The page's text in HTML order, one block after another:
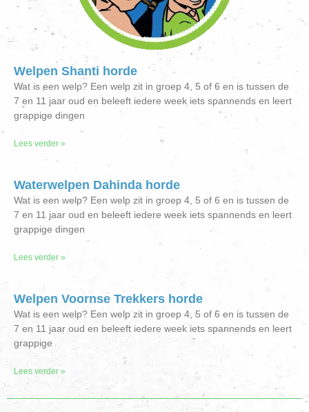
Welpen Shanti horde
Wat is een welp? Een welp zit in groep 4, 5 of 6 en is tussen de
7 en 11 jaar oud en beleeft iedere week iets spannends en leert
grappige dingen
Lees verder »
Waterwelpen Dahinda horde
Wat is een welp? Een welp zit in groep 4, 5 of 6 en is tussen de
7 en 11 jaar oud en beleeft iedere week iets spannends en leert
grappige dingen
Lees verder »
Welpen Voornse Trekkers horde
Wat is een welp? Een welp zit in groep 4, 5 of 6 en is tussen de
7 en 11 jaar oud en beleeft iedere week iets spannends en leert
grappige
Lees verder »